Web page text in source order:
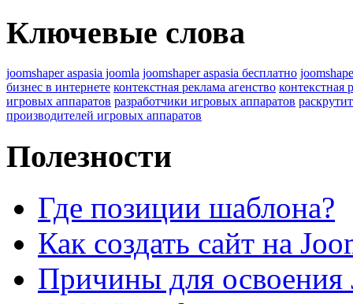
Ключевые слова
joomshaper aspasia joomla joomshaper aspasia бесплатно
бизнес в интернете контекстная реклама агенство контекстная
игровых аппаратов разработчики игровых аппаратов
производителей игровых аппаратов
Полезности
Где позиции шаблона?
Как создать сайт на
Причины для освоения